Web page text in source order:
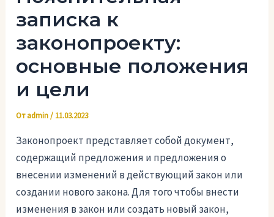
записка к
законопроекту:
основные положения
и цели
Отadmin/ 11.03.2023
Законопроект представляет собой документ,
содержащий предложения и предложения о
внесении изменений в действующий закон или
создании нового закона. Для того чтобы внести
изменения в закон или создать новый закон,